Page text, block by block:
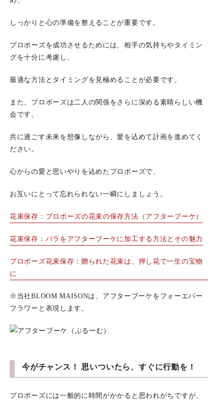
しっかりと心の準備を整えることが重要です。
プロポーズを成功させるためには、相手の気持ちやタイミン
グを十分に考慮し、
最適な方法とタイミングを見極めることが必要です。
また、プロポーズは二人の関係をさらに深める素晴らしい機
会です。
共に過ごす未来を想像しながら、愛を込めて計画を進めてく
ださい。
心からの愛と思いやりを込めたプロポーズで、
お互いにとって忘れられない一瞬にしましょう。
花束保存：プロポーズの花束の保存方法（アフターブーケ）
花束保存：バラをアフターブーケに加工する方法とその魅力
プロポーズ花束保存：贈られた花束は、押し花で一生の宝物
に
※当社BLOOM MAISONは、アフターブーケをフォーエバー
フラワーと表現します。
今がチャンス！ 思いついたら、すぐに行動を！
プロポーズには一般的に時間がかかると思われがちですが、